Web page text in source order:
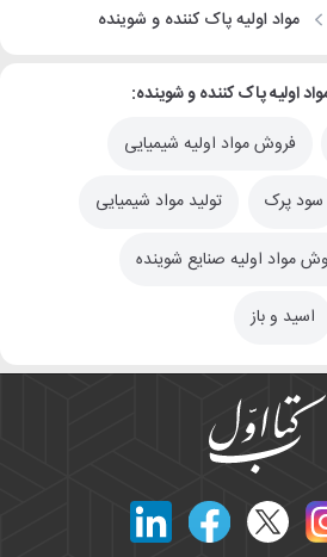
مواد اولیه پاک کننده و شوینده
اولیه پاک کننده و شوینده:
فروش مواد اولیه شیمیایی
سود پرک تولید مواد شیمیایی
مواد اولیه صنایع شوینده
اسید و باز